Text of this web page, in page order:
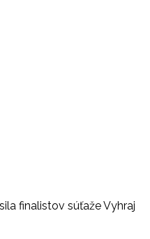
finalistov súťaže Vyhraj